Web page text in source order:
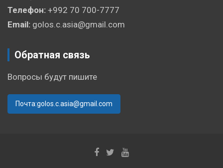
Телефон: +992 70 700-7777
Email: golos.c.asia@gmail.com
Обратная связь
Вопросы будут пишите
Почта:golos.c.asia@gmail.com